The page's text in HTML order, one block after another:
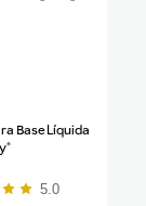
Base Líquida
5.0